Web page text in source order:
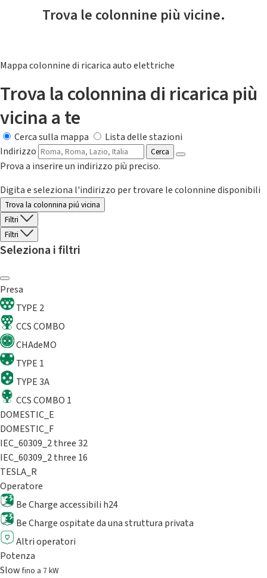
Trova le colonnine più vicine.
Mappa colonnine di ricarica auto elettriche
Trova la colonnina di ricarica più
vicina a te
Cerca sulla mappa
Lista delle stazioni
Indirizzo
Cerca
Prova a inserire un indirizzo più preciso.
Digita e seleziona l'indirizzo per trovare le colonnine disponibili
Trova la colonnina piú vicina
Filtri
Filtri
Seleziona i filtri
Presa
TYPE 2
CCS COMBO
CHAdeMO
TYPE 1
TYPE 3A
CCS COMBO 1
DOMESTIC_E
DOMESTIC_F
IEC_60309_2 three 32
IEC_60309_2 three 16
TESLA_R
Operatore
Be Charge accessibili h24
Be Charge ospitate da una struttura privata
Altri operatori
Potenza
Slowfino a 7 kW